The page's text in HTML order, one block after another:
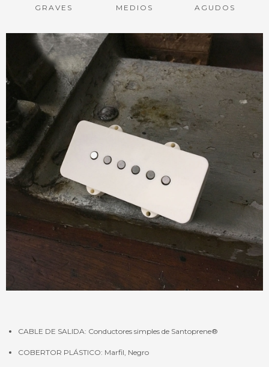
GRAVES MEDIOS AGUDOS
CABLE DE SALIDA: Conductores simples de Santoprene®
COBERTOR PLÁSTICO: Marfil, Negro